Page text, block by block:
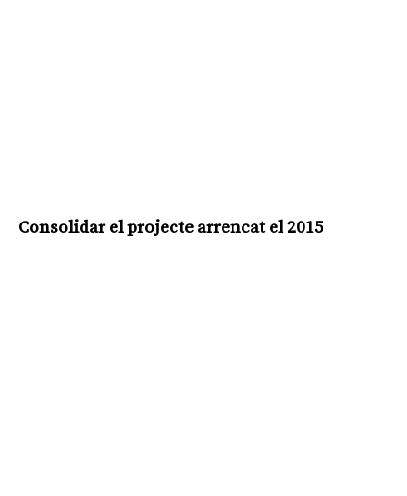
Consolidar el projecte arrencat el 2015